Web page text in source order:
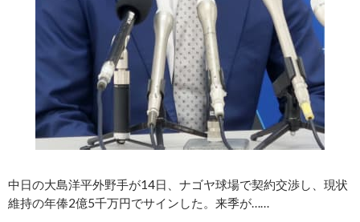
中日の大島洋平外野手が14日、ナゴヤ球場で契約交渉し、現状
維持の年俸2億5千万円でサインした。来季が……